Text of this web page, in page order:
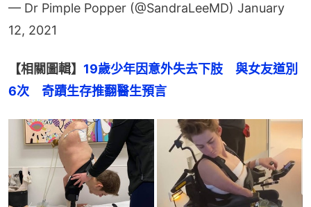
— Dr Pimple Popper (@SandraLeeMD) January
12, 2021
【相關圖輯】 19歲少年因意外失去下肢　與女友道別
6次　奇蹟生存推翻醫生預言